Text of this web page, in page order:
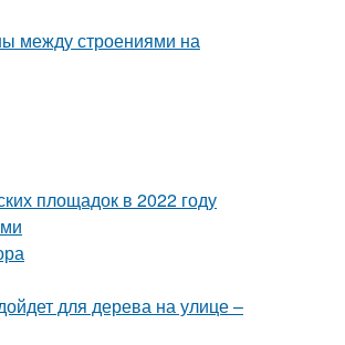
между строениями на
площадок в 2022 году
для дерева на улице –